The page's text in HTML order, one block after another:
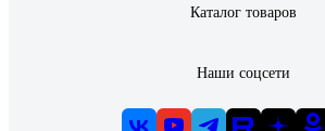
Каталог товаров
Наши соцсети